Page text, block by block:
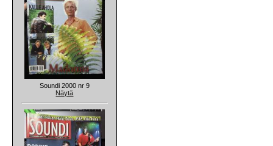
Soundi 2000 nr 9
Näytä